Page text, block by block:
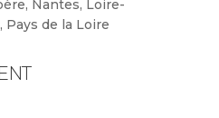
Nantes, Loire-
Pays de la Loire